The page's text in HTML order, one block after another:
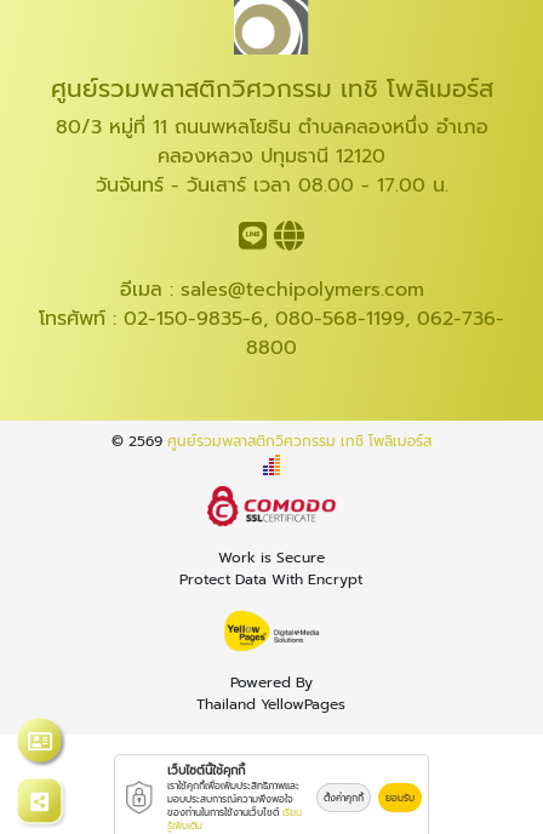
ศูนย์รวมพลาสติกวิศวกรรม เทชิ โพลิเมอร์ส
80/3 หมู่ที่ 11 ถนนพหลโยธิน ตำบลคลองหนึ่ง อำเภอ
คลองหลวง ปทุมธานี 12120
วันจันทร์ - วันเสาร์ เวลา 08.00 - 17.00 น.
อีเมล : sales@techipolymers.com
โทรศัพท์ : 02-150-9835-6, 080-568-1199, 062-736-
8800
© 2569 ศูนย์รวมพลาสติกวิศวกรรม เทชิ โพลิเมอร์ส
Work is Secure
Protect Data With Encrypt
Powered By
Thailand YellowPages
เว็บไซต์นี้ใช้คุกกี้
เราใช้คุกกี้เพื่อเพิ่มประสิทธิภาพและ
มอบประสบการณ์ความพึงพอใจ
ของท่านในการใช้งานเว็บไซต์ เรียน
รู้เพิ่มเติม
ตั้งค่าคุกกี้ ยอมรับ